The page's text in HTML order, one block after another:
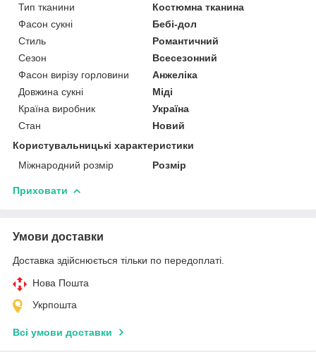
Тип тканини
Костюмна тканина
Фасон сукні
Бебі-дол
Стиль
Романтичний
Сезон
Всесезонний
Фасон вирізу горловини
Анжеліка
Довжина сукні
Міді
Країна виробник
Україна
Стан
Новий
Користувальницькі характеристики
Міжнародний розмір
Розмір
Приховати
Умови доставки
Доставка здійснюється тільки по передоплаті.
Нова Пошта
Укрпошта
Всі умови доставки